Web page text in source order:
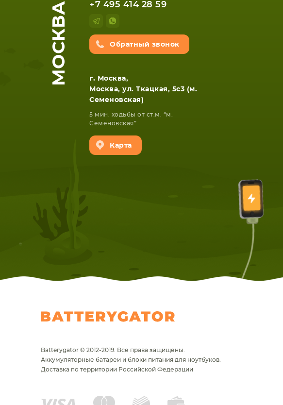
НОУТБУКА ПЛАНШЕТА
МОСКВА +7 495 414 28 59
Обратный звонок
г. Москва,
Москва, ул. Ткацкая, 5с3 (м.
Семеновская)
5 мин. ходьбы от ст.м. “м.
Семеновская”
Карта
Batterygator © 2012-2019. Все права защищены.
Аккумуляторные батареи и блоки питания для ноутбуков.
Доставка по территории Российской Федерации